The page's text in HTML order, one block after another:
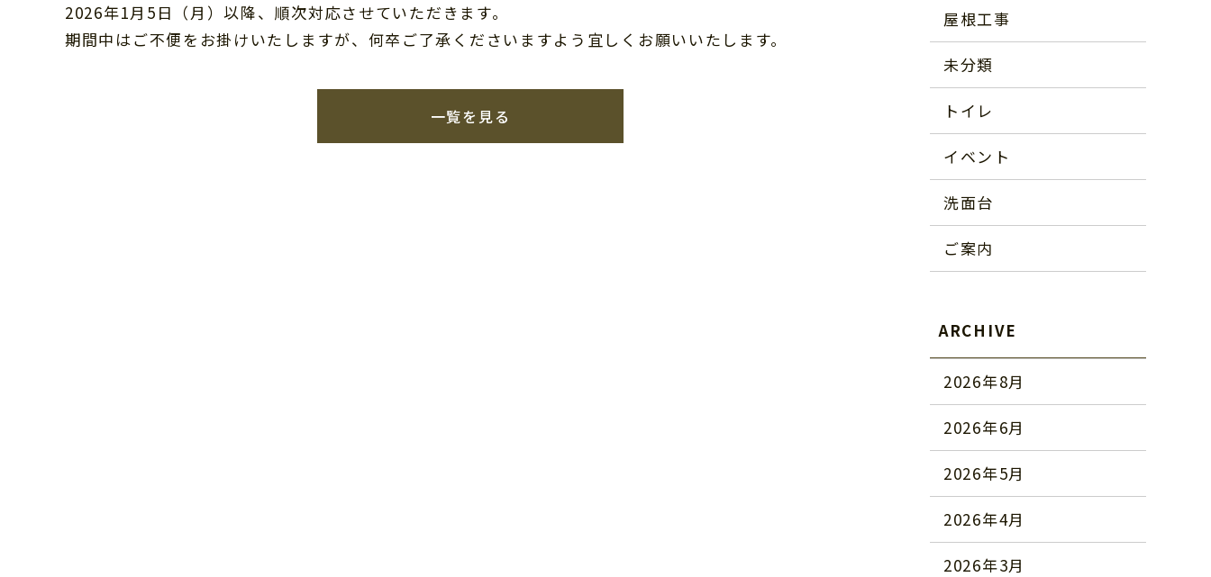
2026年1月5日（月）以降、順次対応させていただきます。
期間中はご不便をお掛けいたしますが、何卒ご了承くださいますよう宜しくお願いいたします。
一覧を見る
屋根工事
未分類
トイレ
イベント
洗面台
ご案内
ARCHIVE
2026年8月
2026年6月
2026年5月
2026年4月
2026年3月